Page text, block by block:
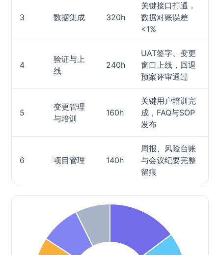
3 数据集成 320h
关键接口打通，
数据对账误差
<1%
4
验证与上
线
240h
UAT签字、变更
窗口上线，回退
预案评审通过
5
变更管理
与培训
160h
关键用户培训完
成，FAQ与SOP
发布
6 项目管理 140h
周报、风险台账
与会议纪要完整
留痕